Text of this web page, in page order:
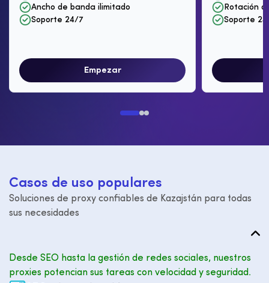
Ancho de banda ilimitado
Soporte 24/7
Empezar
Rotación
Soporte
Casos de uso populares
Soluciones de proxy confiables de Kazajstán para todas
sus necesidades
Desde SEO hasta la gestión de redes sociales, nuestros
proxies potencian sus tareas con velocidad y seguridad.